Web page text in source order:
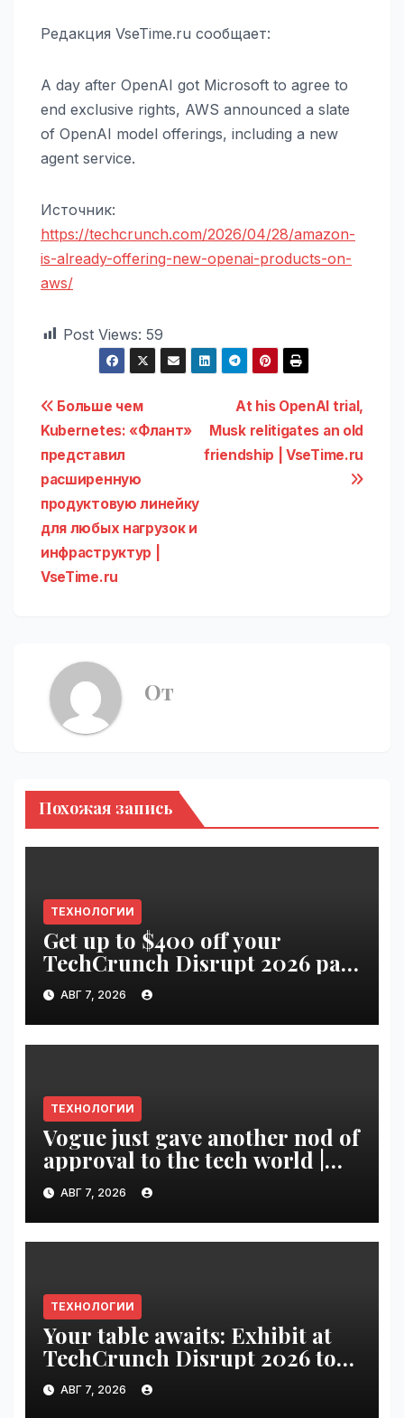
Редакция VseTime.ru сообщает:
A day after OpenAI got Microsoft to agree to
end exclusive rights, AWS announced a slate
of OpenAI model offerings, including a new
agent service.
Источник:
https://techcrunch.com/2026/04/28/amazon-
is-already-offering-new-openai-products-on-
aws/
Post Views: 59
Навигация
по
записям
At his OpenAI trial,
Musk relitigates an old
friendship | VseTime.ru
Больше чем
Kubernetes: «Флант»
представил
расширенную
продуктовую линейку
для любых нагрузок и
инфраструктур |
VseTime.ru
От
Похожая запись
ТЕХНОЛОГИИ
Get up to $400 off your
TechCrunch Disrupt 2026 pass
until tomorrow | VseTime.ru
АВГ 7, 2026
ТЕХНОЛОГИИ
Vogue just gave another nod of
approval to the tech world |
VseTime.ru
АВГ 7, 2026
ТЕХНОЛОГИИ
Your table awaits: Exhibit at
TechCrunch Disrupt 2026 to
be seen by thousands |
VseTime.ru
АВГ 7, 2026